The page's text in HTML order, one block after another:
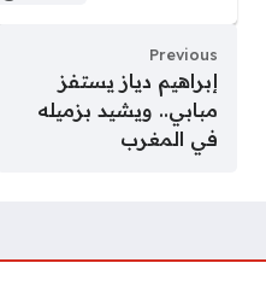
Previous
إبراهيم دياز يستفز
مبابي.. ويشيد بزميله
في المغرب